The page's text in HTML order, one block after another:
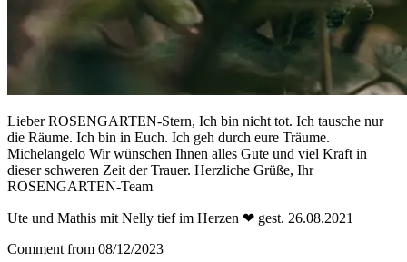
Lieber ROSENGARTEN-Stern, Ich bin nicht tot. Ich tausche nur
die Räume. Ich bin in Euch. Ich geh durch eure Träume.
Michelangelo Wir wünschen Ihnen alles Gute und viel Kraft in
dieser schweren Zeit der Trauer. Herzliche Grüße, Ihr
ROSENGARTEN-Team
Ute und Mathis mit Nelly tief im Herzen ❤ gest. 26.08.2021
Comment from 08/12/2023